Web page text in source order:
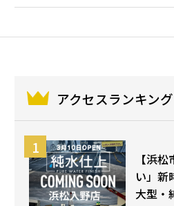
アクセスランキング
【浜
い」新
大型・